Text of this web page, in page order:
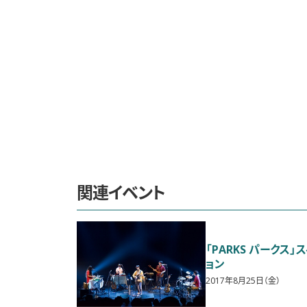
関連イベント
「PARKS パークス
ョン
2017年8月25日（金）